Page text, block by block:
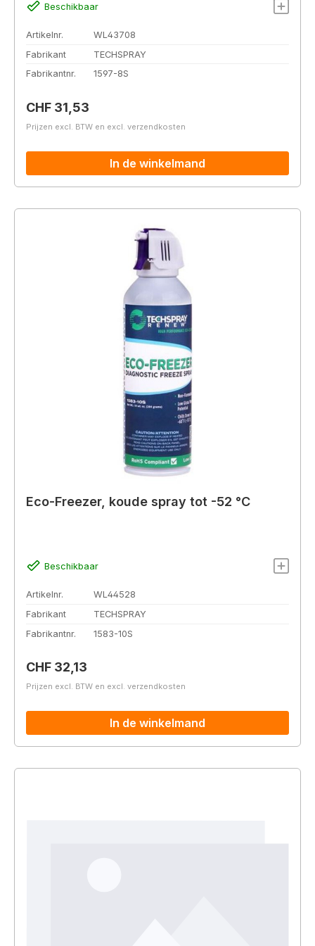
Beschikbaar
Artikelnr.
WL43708
Fabrikant
TECHSPRAY
Fabrikantnr.
1597-8S
Normale prijs:
CHF 31,53
Prijzen excl. BTW en excl. verzendkosten
In de winkelmand
Eco-Freezer, koude spray tot -52 °C
Beschikbaar
Artikelnr.
WL44528
Fabrikant
TECHSPRAY
Fabrikantnr.
1583-10S
Normale prijs:
CHF 32,13
Prijzen excl. BTW en excl. verzendkosten
In de winkelmand